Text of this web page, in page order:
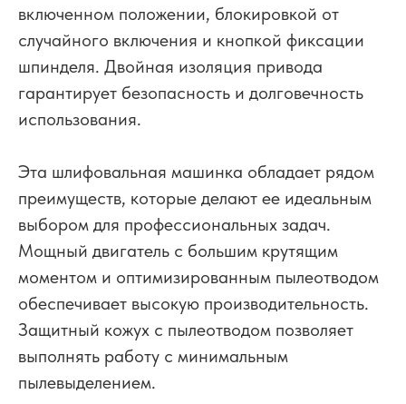
включенном положении, блокировкой от
случайного включения и кнопкой фиксации
шпинделя. Двойная изоляция привода
гарантирует безопасность и долговечность
использования.
Эта шлифовальная машинка обладает рядом
преимуществ, которые делают ее идеальным
выбором для профессиональных задач.
Мощный двигатель с большим крутящим
моментом и оптимизированным пылеотводом
обеспечивает высокую производительность.
Защитный кожух с пылеотводом позволяет
выполнять работу с минимальным
пылевыделением.